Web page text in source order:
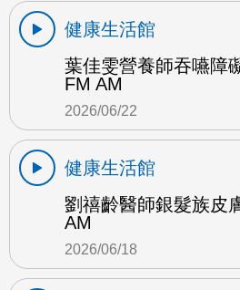
健康生活館
葉佳雯營養師吞嚥障
FM AM
2026/06/22
健康生活館
劉禧齡醫師銀髮族皮
AM
2026/06/18